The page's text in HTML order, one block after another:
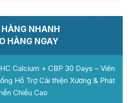
NHANH
HÀNG NGAY
Calcium + CBP 30 Days – Viên
Hỗ Trợ Cải thiện Xương & Phát
Chiều Cao